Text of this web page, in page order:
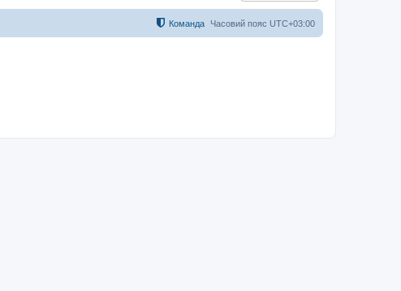
Часовий пояс UTC+03:00
Команда